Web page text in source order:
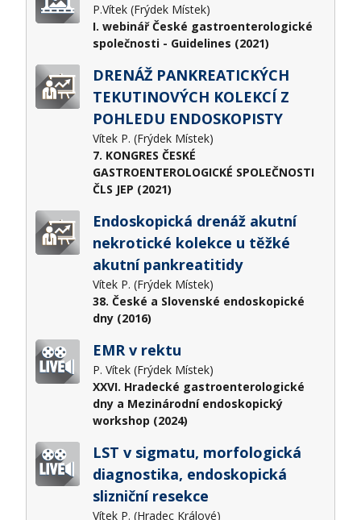
P.Vítek (Frýdek Místek)
I. webinář České gastroenterologické
společnosti - Guidelines (2021)
DRENÁŽ PANKREATICKÝCH
TEKUTINOVÝCH KOLEKCÍ Z
POHLEDU ENDOSKOPISTY
Vítek P. (Frýdek Místek)
7. KONGRES ČESKÉ
GASTROENTEROLOGICKÉ SPOLEČNOSTI
ČLS JEP (2021)
Endoskopická drenáž akutní
nekrotické kolekce u těžké
akutní pankreatitidy
Vítek P. (Frýdek Místek)
38. České a Slovenské endoskopické
dny (2016)
EMR v rektu
P. Vítek (Frýdek Místek)
XXVI. Hradecké gastroenterologické
dny a Mezinárodní endoskopický
workshop (2024)
LST v sigmatu, morfologická
diagnostika, endoskopická
slizniční resekce
Vítek P. (Hradec Králové)